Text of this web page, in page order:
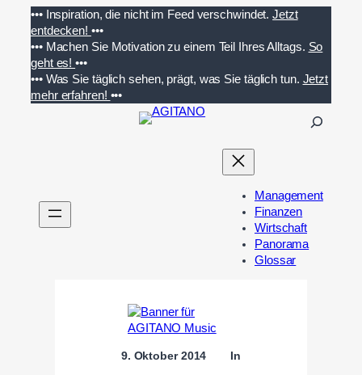
Inhalt
springen
••• Inspiration, die nicht im Feed verschwindet. Jetzt
entdecken! •••
••• Machen Sie Motivation zu einem Teil Ihres Alltags. So
geht es!•••
••• Was Sie täglich sehen, prägt, was Sie täglich tun. Jetzt
mehr erfahren! •••
n
Management
Finanzen
Wirtschaft
Panorama
Glossar
9. Oktober 2014 In